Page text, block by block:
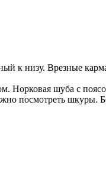
к низу. Врезные
Норковая шуба с
посмотреть